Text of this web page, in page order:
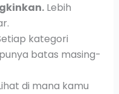
Lebih
kategori
batas masing-
di mana kamu